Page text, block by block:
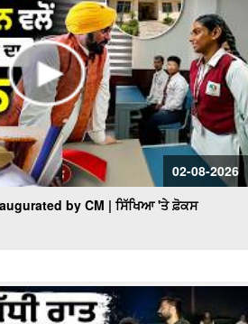
02-08-2026
by CM | ਸਿੱਖਿਆ 'ਤੇ ਫ਼ੋਕਸ